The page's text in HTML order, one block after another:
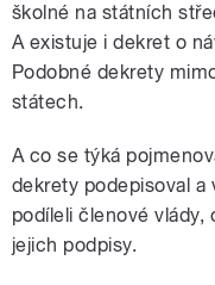
školné na státních
A existuje i dekret o
Podobné dekrety
státech.
A co se týká
dekrety podepisoval a
podíleli členové vlády,
jejich podpisy.